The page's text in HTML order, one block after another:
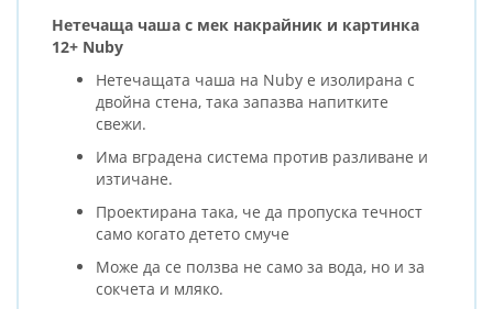
Нетечаща чаша с мек накрайник и картинка
12+ Nuby
Нетечащата чаша на Nuby е изолирана с
двойна стена, така запазва напитките
свежи.
Има вградена система против разливане и
изтичане.
Проектирана така, че да пропуска течност
само когато детето смуче
Може да се ползва не само за вода, но и за
сокчета и мляко.